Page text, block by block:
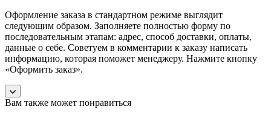
Оформление заказа в стандартном режиме выглядит
следующим образом. Заполняете полностью форму по
последовательным этапам: адрес, способ доставки, оплаты,
данные о себе. Советуем в комментарии к заказу написать
информацию, которая поможет менеджеру. Нажмите кнопку
«Оформить заказ».
Вам также может понравиться